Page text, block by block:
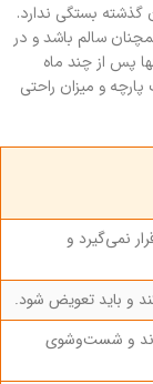
گذشته بستگی ندارد.
سالم باشد و در
پس از چند ماه
و میزان راحتی
نمی‌گیرد و
و باید تعویض شود.
و شست‌وشوی